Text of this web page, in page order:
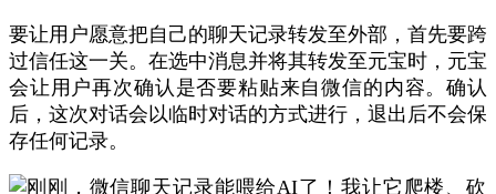
要让用户愿意把自己的聊天记录转发至外部，首先要跨
过信任这一关。在选中消息并将其转发至元宝时，元宝
会让用户再次确认是否要粘贴来自微信的内容。确认
后，这次对话会以临时对话的方式进行，退出后不会保
存任何记录。